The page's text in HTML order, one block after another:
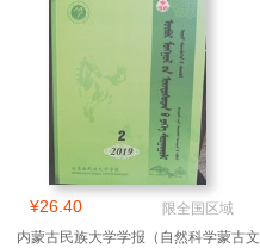
¥26.40
限全国区域
内蒙古民族大学学报（自然科学蒙古文